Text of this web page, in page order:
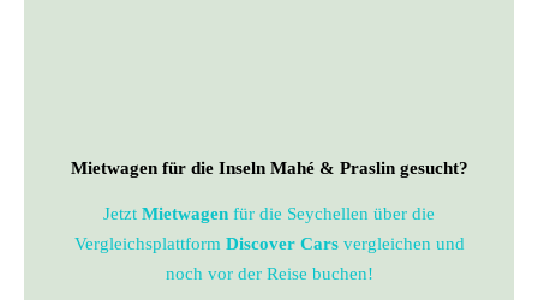
Mietwagen für die Inseln Mahé & Praslin gesucht?
Jetzt Mietwagen für die Seychellen über die
Vergleichsplattform Discover Carsvergleichen und
noch vor der Reise buchen!